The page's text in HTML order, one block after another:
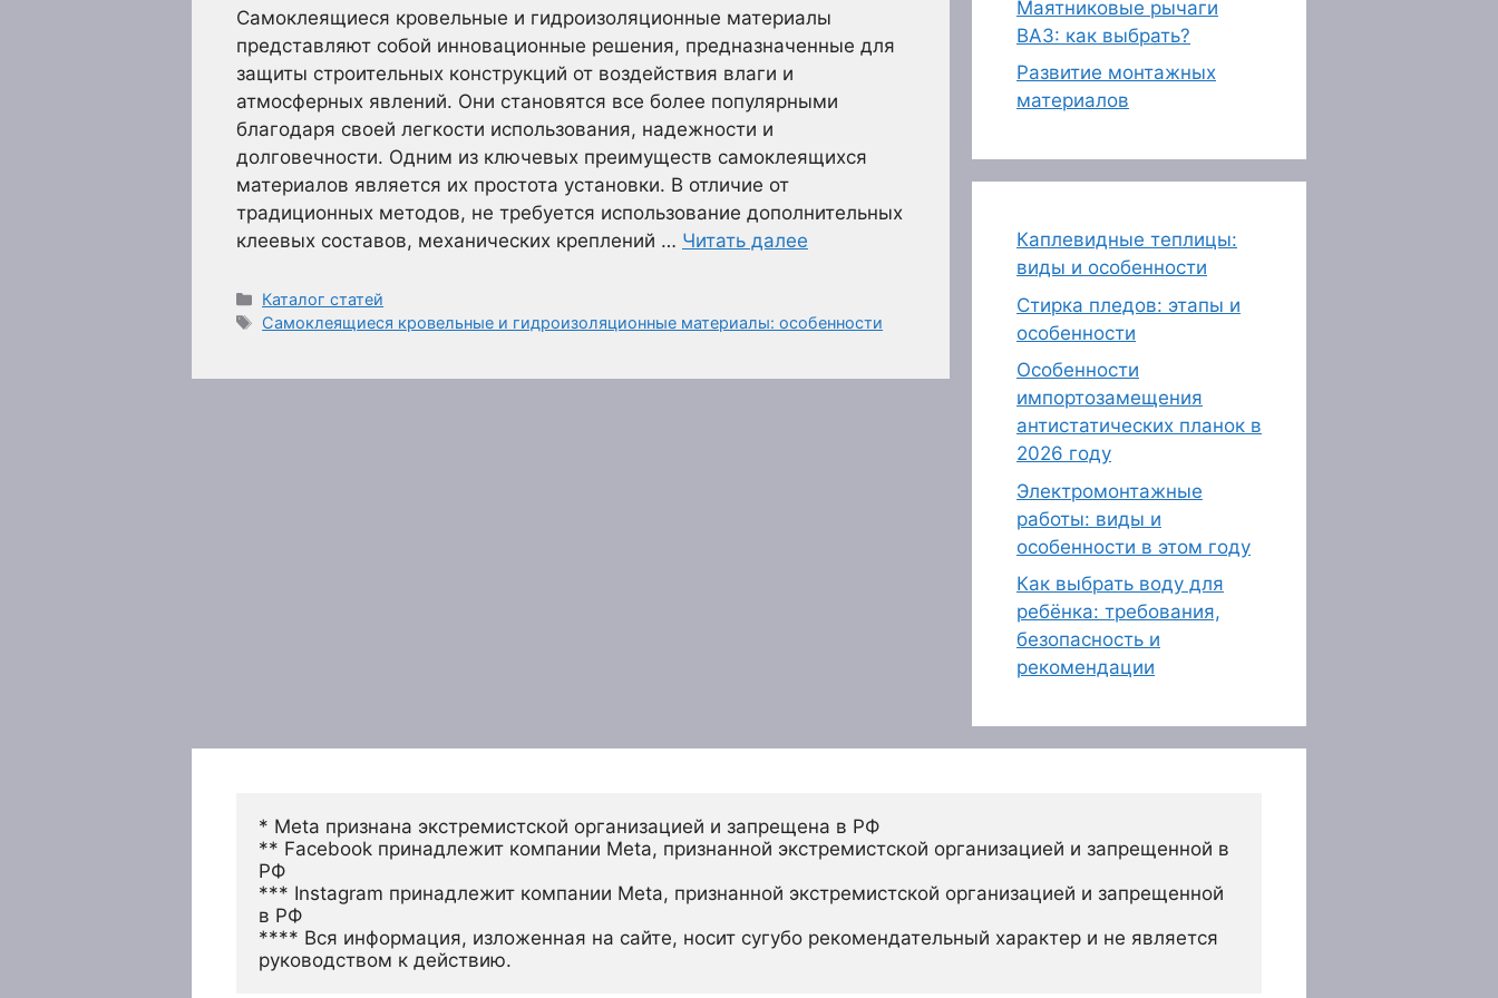
Самоклеящиеся кровельные и гидроизоляционные материалы
представляют собой инновационные решения, предназначенные для
защиты строительных конструкций от воздействия влаги и
атмосферных явлений. Они становятся все более популярными
благодаря своей легкости использования, надежности и
долговечности. Одним из ключевых преимуществ самоклеящихся
материалов является их простота установки. В отличие от
традиционных методов, не требуется использование дополнительных
клеевых составов, механических креплений … Читать далее
Рубрики
Каталог статей
Метки
Самоклеящиеся кровельные и гидроизоляционные материалы: особенности
Маятниковые рычаги
ВАЗ: как выбрать?
Развитие монтажных
материалов
Каплевидные теплицы:
виды и особенности
Стирка пледов: этапы и
особенности
Особенности
импортозамещения
антистатических планок в
2026 году
Электромонтажные
работы: виды и
особенности в этом году
Как выбрать воду для
ребёнка: требования,
безопасность и
рекомендации
* Meta признана экстремистской организацией и запрещена в РФ
** Facebook принадлежит компании Meta, признанной экстремистской организацией и запрещенной в
РФ
*** Instagram принадлежит компании Meta, признанной экстремистской организацией и запрещенной
в РФ
**** Вся информация, изложенная на сайте, носит сугубо рекомендательный характер и не является
руководством к действию.